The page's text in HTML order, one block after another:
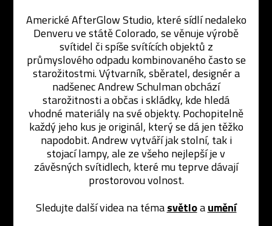
Americké AfterGlow Studio, které sídlí nedaleko
Denveru ve státě Colorado, se věnuje výrobě
svítidel či spíše svítících objektů z
průmyslového odpadu kombinovaného často se
starožitostmi. Výtvarník, sběratel, designér a
nadšenec Andrew Schulman obchází
starožitnosti a občas i skládky, kde hledá
vhodné materiály na své objekty. Pochopitelně
každý jeho kus je originál, který se dá jen těžko
napodobit. Andrew vytváří jak stolní, tak i
stojací lampy, ale ze všeho nejlepší je v
závěsných svítidlech, které mu teprve dávají
prostorovou volnost.
Sledujte další videa na témasvětloaumění